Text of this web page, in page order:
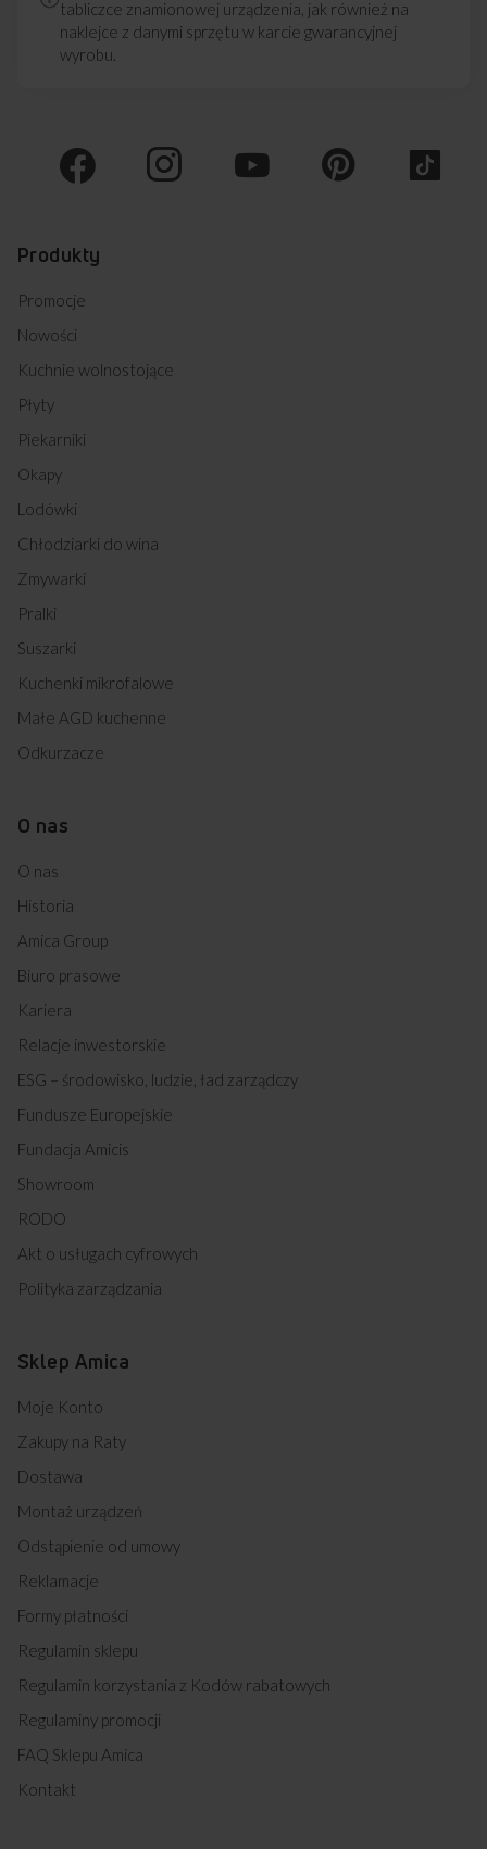
tabliczce znamionowej urządzenia, jak również na
naklejce z danymi sprzętu w karcie gwarancyjnej
wyrobu.
Produkty
Promocje
Nowości
Kuchnie wolnostojące
Płyty
Piekarniki
Okapy
Lodówki
Chłodziarki do wina
Zmywarki
Pralki
Suszarki
Kuchenki mikrofalowe
Małe AGD kuchenne
Odkurzacze
O nas
O nas
Historia
Amica Group
Biuro prasowe
Kariera
Relacje inwestorskie
ESG – środowisko, ludzie, ład zarządczy
Fundusze Europejskie
Fundacja Amicis
Showroom
RODO
Akt o usługach cyfrowych
Polityka zarządzania
Sklep Amica
Moje Konto
Zakupy na Raty
Dostawa
Montaż urządzeń
Odstąpienie od umowy
Reklamacje
Formy płatności
Regulamin sklepu
Regulamin korzystania z Kodów rabatowych
Regulaminy promocji
FAQ Sklepu Amica
Kontakt